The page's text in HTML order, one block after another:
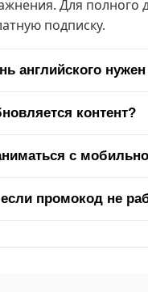
Для полного
подписку.
английского
контент?
с
промокод не